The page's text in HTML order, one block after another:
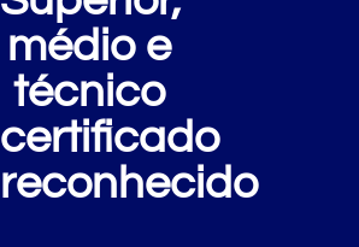
médio e
técnico
certificado
reconhecido